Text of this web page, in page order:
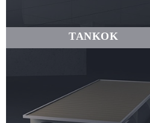
TANKOK